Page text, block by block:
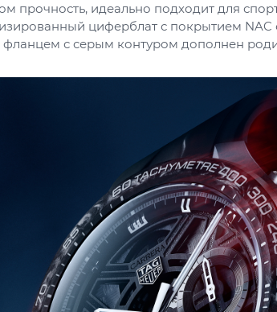
прочность, идеально подходит для
циферблат с покрытием
с серым контуром дополнен